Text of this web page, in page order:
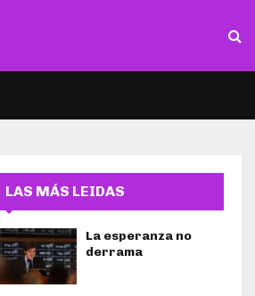
LAS MÁS LEIDAS
La esperanza no
derrama